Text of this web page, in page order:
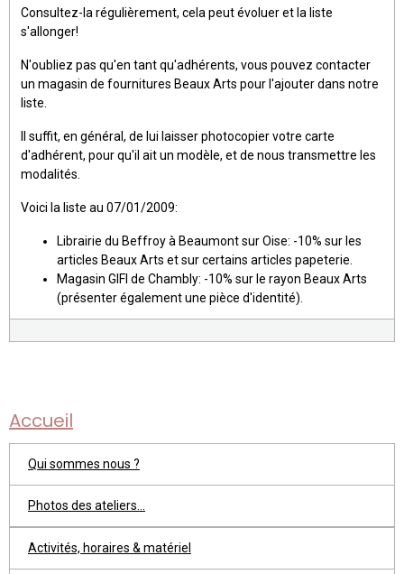
Consultez-la régulièrement, cela peut évoluer et la liste
s'allonger!
N'oubliez pas qu'en tant qu'adhérents, vous pouvez contacter
un magasin de fournitures Beaux Arts pour l'ajouter dans notre
liste.
Il suffit, en général, de lui laisser photocopier votre carte
d'adhérent, pour qu'il ait un modèle, et de nous transmettre les
modalités.
Voici la liste au 07/01/2009:
Librairie du Beffroy à Beaumont sur Oise: -10% sur les
articles Beaux Arts et sur certains articles papeterie.
Magasin GIFI de Chambly: -10% sur le rayon Beaux Arts
(présenter également une pièce d'identité).
Accueil
Qui sommes nous ?
Photos des ateliers...
Activités, horaires & matériel